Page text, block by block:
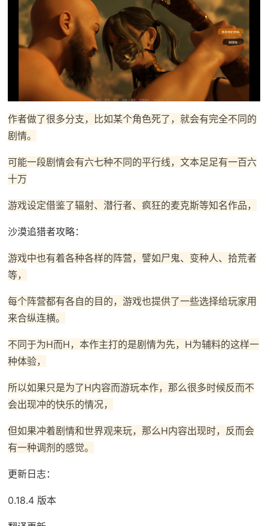
作者做了很多分支，比如某个角色死了，就会有完全不同的
剧情。
可能一段剧情会有六七种不同的平行线，文本足足有一百六
十万
游戏设定借鉴了辐射、潜行者、疯狂的麦克斯等知名作品，
沙漠追猎者攻略：
游戏中也有着各种各样的阵营，譬如尸鬼、变种人、拾荒者
等，
每个阵营都有各自的目的，游戏也提供了一些选择给玩家用
来合纵连横。
不同于为H而H，本作主打的是剧情为先，H为辅料的这样一
种体验，
所以如果只是为了H内容而游玩本作，那么很多时候反而不
会出现冲的快乐的情况，
但如果冲着剧情和世界观来玩，那么H内容出现时，反而会
有一种调剂的感觉。
更新日志：
0.18.4 版本